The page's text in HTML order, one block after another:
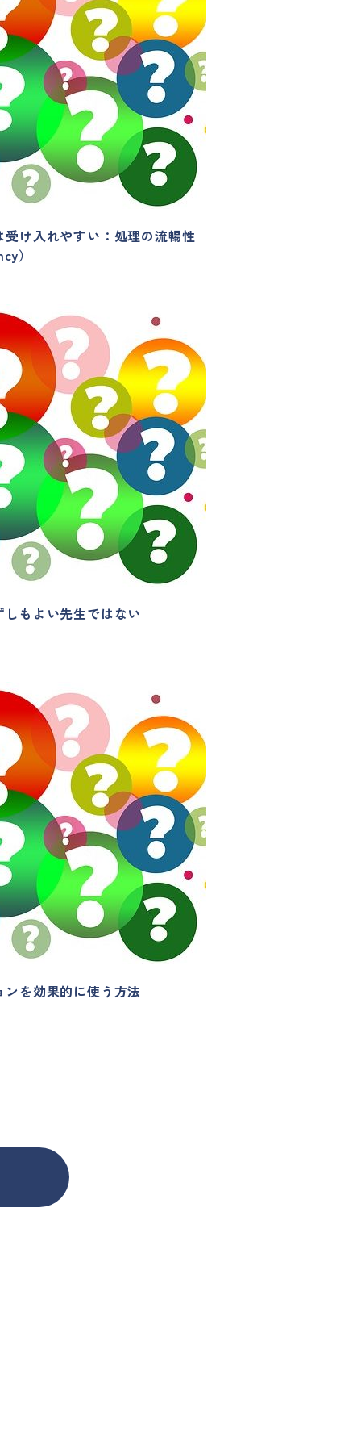
け入れやすい：処理の流暢性
）
もよい先生ではない
を効果的に使う方法